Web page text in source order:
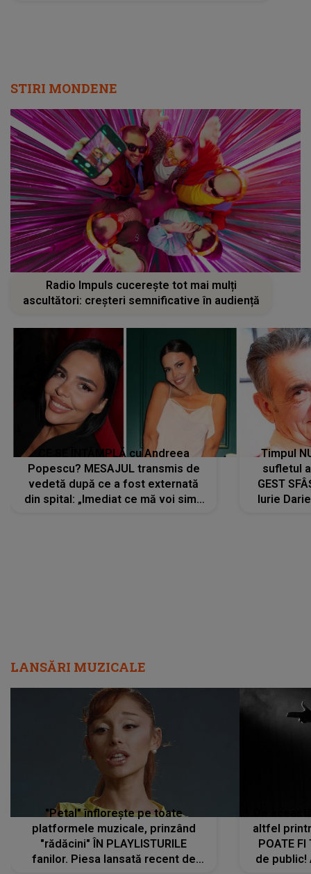
STIRI MONDENE
Radio Impuls cucerește tot mai mulți
ascultători: creșteri semnificative în audiență
CE SE ÎNTÂMPLĂ cu Andreea
Popescu? MESAJUL transmis de
vedetă după ce a fost externată
din spital: „Imediat ce mă voi simți
Timpul
sufletul
GEST
Iurie
LANSĂRI MUZICALE
"Petal" înflorește pe toate
platformele muzicale, prinzând
"rădăcini" ÎN PLAYLISTURILE
fanilor. Piesa lansată recent de
altfel
POATE FI
de public!